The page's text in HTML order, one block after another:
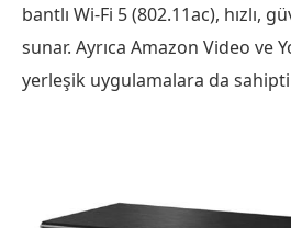
bantlı Wi-Fi 5 (802.11ac), hızlı,
sunar. Ayrıca Amazon Video ve
yerleşik uygulamalara da